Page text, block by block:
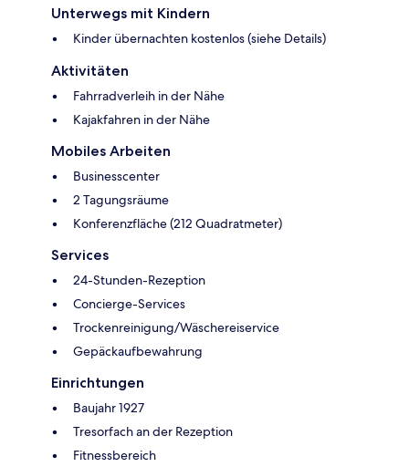
Unterwegs mit Kindern
Kinder übernachten kostenlos (siehe Details)
Aktivitäten
Fahrradverleih in der Nähe
Kajakfahren in der Nähe
Mobiles Arbeiten
Businesscenter
2 Tagungsräume
Konferenzfläche (212 Quadratmeter)
Services
24-Stunden-Rezeption
Concierge-Services
Trockenreinigung/Wäschereiservice
Gepäckaufbewahrung
Einrichtungen
Baujahr 1927
Tresorfach an der Rezeption
Fitnessbereich